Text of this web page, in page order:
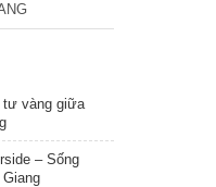
tư vàng giữa
– Sống